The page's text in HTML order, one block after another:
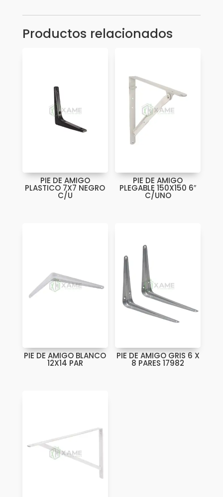
4P10716
Productos relacionados
PIE DE AMIGO
PLASTICO 7X7 NEGRO
C/U
PIE DE AMIGO
PLEGABLE 150X150 6″
C/UNO
PIE DE AMIGO BLANCO
12X14 PAR
PIE DE AMIGO GRIS 6 X
8 PARES 17982